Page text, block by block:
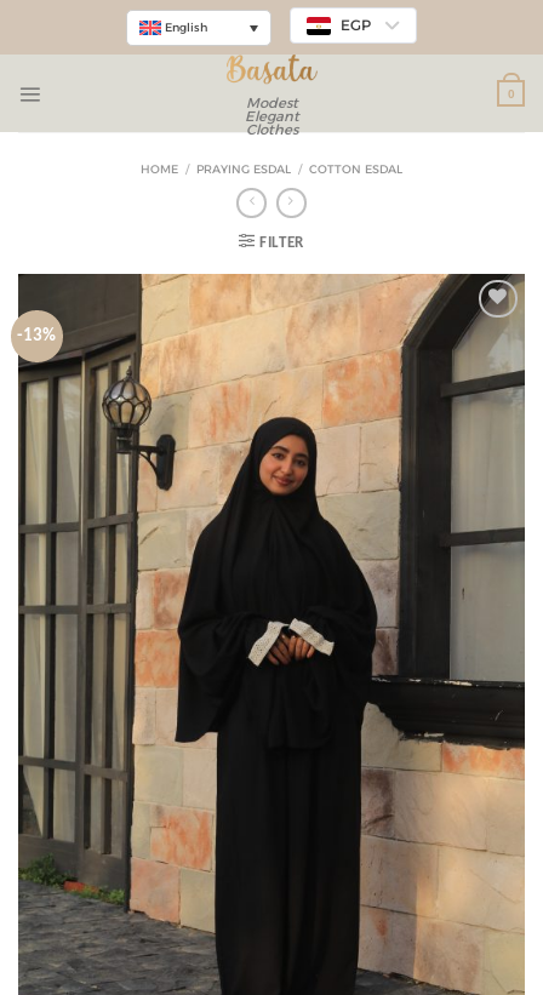
English EGP
Modest
Elegant
Clothes
0
HOME / PRAYING ESDAL / COTTON ESDAL
FILTER
-13%
Add to
wishlist